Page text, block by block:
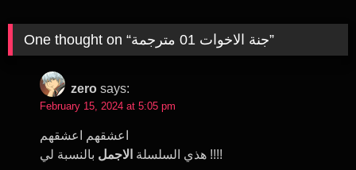
One thought on “ جنة الاخوات 01 مترجمة”
zero says:
February 15, 2024 at 5:05 pm
اعشقهم اعشقهم
هذي السلسلة الاجمل بالنسبة لي !!!!